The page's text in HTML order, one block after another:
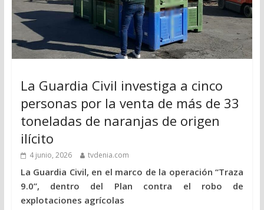
La Guardia Civil investiga a cinco
personas por la venta de más de 33
toneladas de naranjas de origen
ilícito
4 junio, 2026 tvdenia.com
La Guardia Civil, en el marco de la operación “Traza
9.0”, dentro del Plan contra el robo de
explotaciones agrícolas